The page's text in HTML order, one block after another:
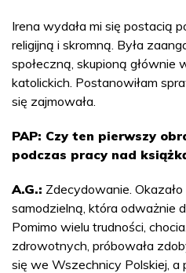
Irena wydała mi się postacią
religijną i skromną. Była
społeczną, skupioną głównie
katolickich. Postanowiłam
się zajmowała.
PAP: Czy ten pierwszy
podczas pracy nad
A.G.: Zdecydowanie. Okazało
samodzielną, która odważnie
Pomimo wielu trudności,
zdrowotnych, próbowała
się we Wszechnicy Polskiej,